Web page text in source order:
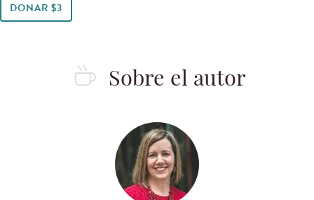
DONAR $3
Sobre el autor